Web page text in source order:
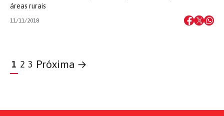
áreas rurais
11/11/2018
1 2 3 Próxima →